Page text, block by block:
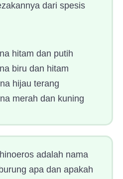
dari spesis
hitam dan putih
biru dan hitam
hijau terang
merah dan kuning
adalah nama
apa dan apakah